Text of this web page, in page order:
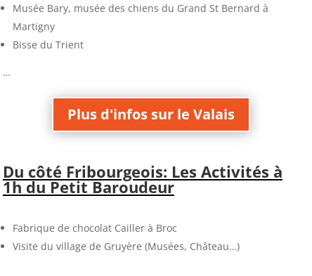
Musée Bary, musée des chiens du Grand St Bernard à
Martigny
Bisse du Trient
…
Plus d'infos sur le Valais
Du côté Fribourgeois: Les Activités à
1h du Petit Baroudeur
Fabrique de chocolat Cailler à Broc
Visite du village de Gruyère (Musées, Château…)
…